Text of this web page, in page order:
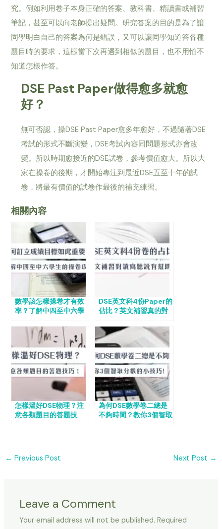
究。例如利用卷子本身正確的答案、教科書、精讀書或補習
筆記，甚至可以向老師提出疑問。研究答案的目的是為了讓
同學明白自己的答案為何是錯誤，又可以讓同學知道答各種
題目時的要求，這樣當下次再遇到相似的題目，也不用怕不
知道怎樣作答。
DSE Past Paper做得愈多就愈
好？
無可否認，操DSE Past Paper愈多年愈好，不過隨著DSE
考試的形式不斷演變，DSE考試內容同問題形式亦會改
變。所以時期愈接近的DSE試卷，參考價值愈大。所以大
家在操卷的後期，才開始專注到最近DSE五至十年的試
卷，將最有價值的試卷作最後的補充練習。
相關內容
數學該怎樣操卷才有效
率？了解中四至中六學
DSE英文科4份Paper的
佔比？英文補習真的對
助嗎？
怎樣溫好DSE物理？注
意各類題目的答題技
為何DSE數學卷二總是
不夠時間？教你3個智取
← Previous Post Next Post →
Leave a Comment
Your email address will not be published. Required